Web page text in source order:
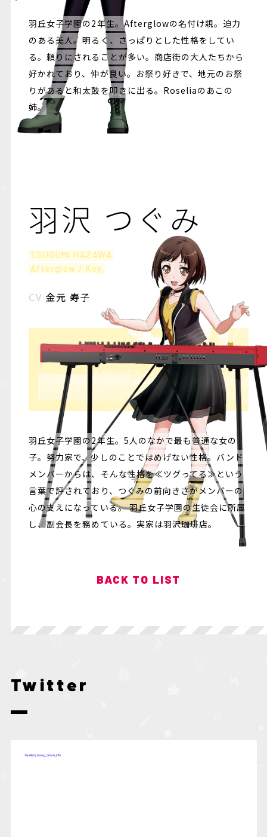
羽丘女子学園の2年生。Afterglowの名付け親。迫力
のある美人。明るく、さっぱりとした性格をしてい
る。頼りにされることが多い。商店街の大人たちから
好かれており、仲が良い。お祭り好きで、地元のお祭
りがあると和太鼓を叩きに出る。Roseliaのあこの
姉。
羽沢 つぐみ
TSUGUMI HAZAWA
Afterglow / Key.
CV 金元 寿子
羽丘女子学園の2年生。5人のなかで最も普通な女の
子。努力家で、少しのことではめげない性格。バンド
メンバーからは、そんな性格を≪ツグってる≫という
言葉で評されており、つぐみの前向きさがメンバーの
心の支えになっている。 羽丘女子学園の生徒会に所属
し、副会長を務めている。実家は羽沢珈琲店。
BACK TO LIST
Twitter
Tweets by bang_dream_info